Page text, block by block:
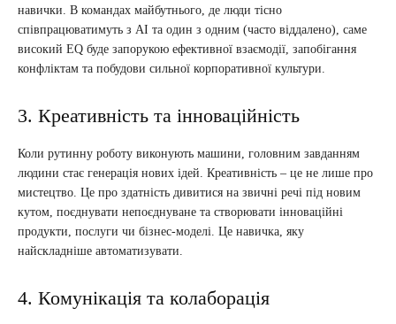
навички. В командах майбутнього, де люди тісно
співпрацюватимуть з AI та один з одним (часто віддалено), саме
високий EQ буде запорукою ефективної взаємодії, запобігання
конфліктам та побудови сильної корпоративної культури.
3. Креативність та інноваційність
Коли рутинну роботу виконують машини, головним завданням
людини стає генерація нових ідей. Креативність – це не лише про
мистецтво. Це про здатність дивитися на звичні речі під новим
кутом, поєднувати непоєднуване та створювати інноваційні
продукти, послуги чи бізнес-моделі. Це навичка, яку
найскладніше автоматизувати.
4. Комунікація та колаборація